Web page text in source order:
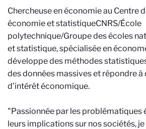
Chercheuse en économie au Centre
économie et statistiqueCNRS/École
polytechnique/Groupe des écoles
et statistique, spécialisée en
développe des méthodes
des données massives et répondre à
d’intérêt économique.
"Passionnée par les problématiques
leurs implications sur nos sociétés,